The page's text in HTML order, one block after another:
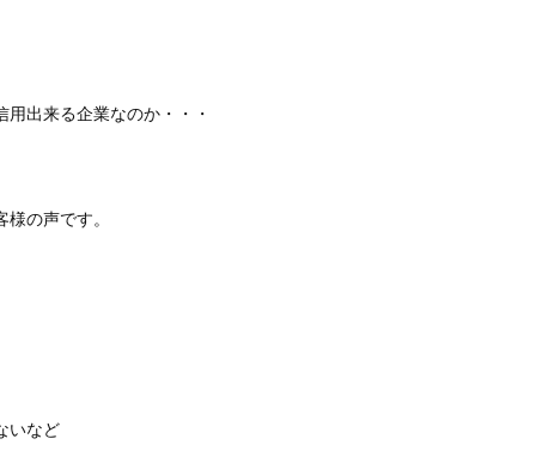
出来る企業なのか・・・
の声です。
いなど